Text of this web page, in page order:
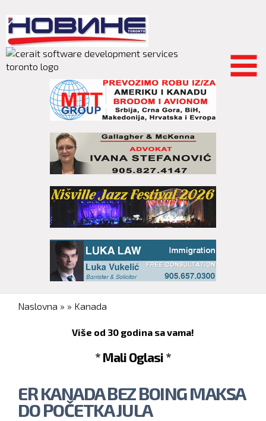
main
content
You are here
Naslovna » » Kanada
Više od 30 godina sa vama!
* Mali Oglasi *
ER KANADA BEZ BOING MAKSA
DO POČETKA JULA